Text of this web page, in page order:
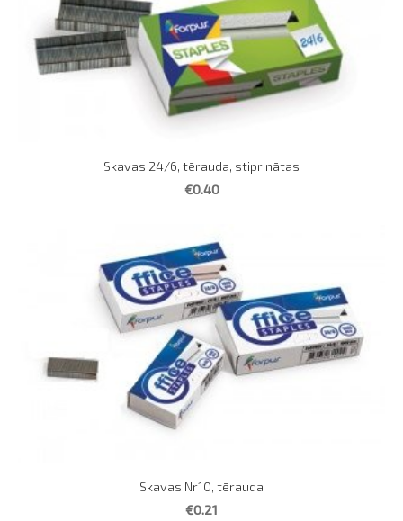
Skavas 24/6, tērauda, stiprinātas
€0.40
Skavas Nr10, tērauda
€0.21